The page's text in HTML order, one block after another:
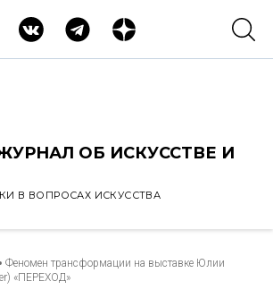
ОБ ИСКУССТВЕ И
В ВОПРОСАХ ИСКУССТВА
Феномен трансформации на выставке Юлии
«ПЕРЕХОД»